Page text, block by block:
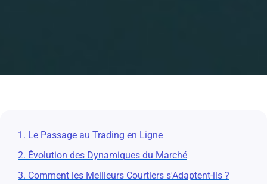
1. Le Passage au Trading en Ligne
2. Évolution des Dynamiques du Marché
3. Comment les Meilleurs Courtiers s'Adaptent-ils ?